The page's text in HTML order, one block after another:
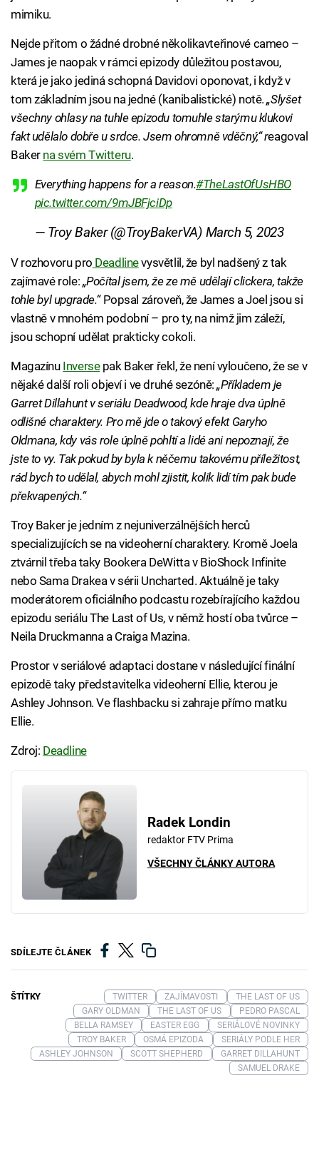
mimiku.
Nejde přitom o žádné drobné několikavteřinové cameo –
James je naopak v rámci epizody důležitou postavou,
která je jako jediná schopná Davidovi oponovat, i když v
tom základním jsou na jedné (kanibalistické) notě. „Slyšet
všechny ohlasy na tuhle epizodu tomuhle starýmu klukovi
fakt udělalo dobře u srdce. Jsem ohromně vděčný,“ reagoval
Baker na svém Twitteru.
Everything happens for a reason.#TheLastOfUsHBO
pic.twitter.com/9mJBFjciDp
— Troy Baker (@TroyBakerVA) March 5, 2023
V rozhovoru pro Deadlinevysvětlil, že byl nadšený z tak
zajímavé role: „Počítal jsem, že ze mě udělají clickera, takže
tohle byl upgrade.“ Popsal zároveň, že James a Joel jsou si
vlastně v mnohém podobní – pro ty, na nimž jim záleží,
jsou schopní udělat prakticky cokoli.
Magazínu Inversepak Baker řekl, že není vyloučeno, že se v
nějaké další roli objeví i ve druhé sezóně:„Příkladem je
Garret Dillahunt v seriálu Deadwood, kde hraje dva úplně
odlišné charaktery. Pro mě jde o takový efekt Garyho
Oldmana, kdy vás role úplně pohltí a lidé ani nepoznají, že
jste to vy. Tak pokud by byla k něčemu takovému příležitost,
rád bych to udělal, abych mohl zjistit, kolik lidí tím pak bude
překvapených.“
Troy Baker je jedním z nejuniverzálnějších herců
specializujících se na videoherní charaktery. Kromě Joela
ztvárnil třeba taky Bookera DeWitta v BioShock Infinite
nebo Sama Drakea v sérii Uncharted. Aktuálně je taky
moderátorem oficiálního podcastu rozebírajícího každou
epizodu seriálu The Last of Us, v němž hostí oba tvůrce –
Neila Druckmanna a Craiga Mazina.
Prostor v seriálové adaptaci dostane v následující finální
epizodě taky představitelka videoherní Ellie, kterou je
Ashley Johnson. Ve flashbacku si zahraje přímo matku
Ellie.
Zdroj: Deadline
Radek Londin
redaktor FTV Prima
VŠECHNY ČLÁNKY AUTORA
SDÍLEJTE ČLÁNEK
ŠTÍTKY TWITTER ZAJÍMAVOSTI
THE LAST OF US
GARY OLDMAN
THE LAST OF US
PEDRO PASCAL
BELLA RAMSEY
EASTER EGG
SERIÁLOVÉ NOVINKY
TROY BAKER
OSMÁ EPIZODA
SERIÁLY PODLE HER
ASHLEY JOHNSON
SCOTT SHEPHERD
GARRET DILLAHUNT
SAMUEL DRAKE